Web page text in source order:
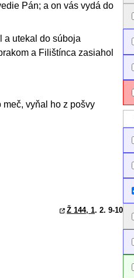
Pán; a on vás vydá do
a utekal do súboja
a Filištínca zasiahol
vyňal ho z pošvy
Ž 144, 1. 2. 9-10